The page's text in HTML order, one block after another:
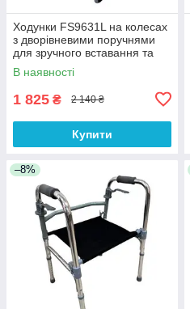
Ходунки FS9631L на колесах
з дворівневими поручнями
для зручного вставання та
пересування
В наявності
1 825 ₴ 2 140 ₴
Купити
–8%